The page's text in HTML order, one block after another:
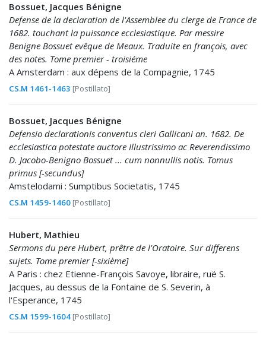
Bossuet, Jacques Bénigne
Defense de la declaration de l'Assemblee du clerge de France de
1682. touchant la puissance ecclesiastique. Par messire
Benigne Bossuet evêque de Meaux. Traduite en françois, avec
des notes. Tome premier - troisiéme
A Amsterdam : aux dépens de la Compagnie, 1745
CS.M 1461-1463 [Postillato]
Bossuet, Jacques Bénigne
Defensio declarationis conventus cleri Gallicani an. 1682. De
ecclesiastica potestate auctore Illustrissimo ac Reverendissimo
D. Jacobo-Benigno Bossuet ... cum nonnullis notis. Tomus
primus [-secundus]
Amstelodami : Sumptibus Societatis, 1745
CS.M 1459-1460 [Postillato]
Hubert, Mathieu
Sermons du pere Hubert, prêtre de l'Oratoire. Sur differens
sujets. Tome premier [-sixième]
A Paris : chez Etienne-François Savoye, libraire, ruë S.
Jacques, au dessus de la Fontaine de S. Severin, à
l'Esperance, 1745
CS.M 1599-1604 [Postillato]